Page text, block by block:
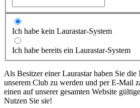
Ich habe kein Laurastar-System
Ich habe bereits ein Laurastar-System
Als Besitzer einer Laurastar haben Sie
unserem Club zu werden und per E-Mail
einen auf unserer gesamten Website
Nutzen Sie sie!